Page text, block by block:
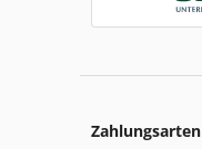
Zahlungsarten